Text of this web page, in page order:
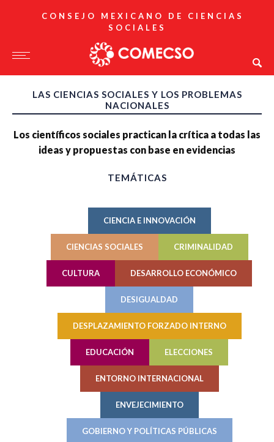
CONSEJO MEXICANO DE CIENCIAS
SOCIALES
LAS CIENCIAS SOCIALES Y LOS PROBLEMAS
NACIONALES
Los científicos sociales practican la crítica a todas las
ideas y propuestas con base en evidencias
TEMÁTICAS
CIENCIA E INNOVACIÓN
CIENCIAS SOCIALES CRIMINALIDAD
CULTURA DESARROLLO ECONÓMICO
DESIGUALDAD
DESPLAZAMIENTO FORZADO INTERNO
EDUCACIÓN ELECCIONES
ENTORNO INTERNACIONAL
ENVEJECIMIENTO
GOBIERNO Y POLÍTICAS PÚBLICAS